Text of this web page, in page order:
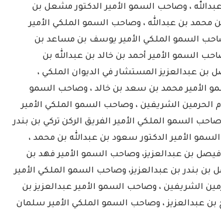
، وصاحب السمو الأمير الدكتور مشعل بن
محمد بن عبدالله ، وصاحب السمو الملكي الأمير
السمو الملكي الأمير يوسف بن مساعد بن
السمو الأمير أحمد بن خالد بن عبدالله بن
بن عبدالعزيز المستشار في الديوان الملكي ،
الأمير محمد بن سعد بن خالد ، وصاحب السمو
الحرمين الشريفين ، وصاحب السمو الملكي الأمير
السمو الملكي الأمير الفريق الركن تركي بن بندر
الأمير الدكتور سعود بن عبدالله بن محمد ،
بن عبدالعزيز، وصاحب السمو الأمير فهد بن
بندر بن عبدالعزيز، وصاحب السمو الملكي الأمير
الشريفين ، وصاحب السمو الأمير عبدالعزيز بن
عبدالعزيز ، وصاحب السمو الملكي الأمير سلمان
الدارسون باكاديمية اتحاد اذاعات
وتليفزيونات التعاون الإسلامي
يؤدون ...